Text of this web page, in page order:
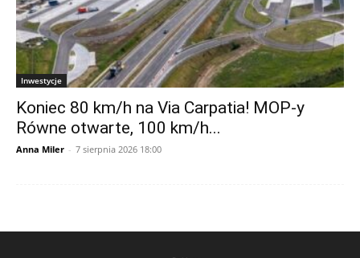
Inwestycje
Koniec 80 km/h na Via Carpatia! MOP-y
Równe otwarte, 100 km/h...
Anna Miler - 7 sierpnia 2026 18:00